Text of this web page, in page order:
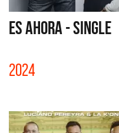
ES AHORA - SINGLE
2024